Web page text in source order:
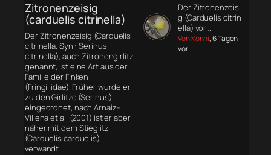
Zitronenzeisig
(carduelis citrinella)
Der Zitronenzeisig (Carduelis
citrinella, Syn.: Serinus
citrinella), auch Zitronengirlitz
genannt, ist eine Art aus der
Familie der Finken
(Fringillidae). Früher wurde er
zu den Girlitze (Serinus)
eingeordnet, nach Arnaiz-
Villena et al. (2001) ist er aber
näher mit dem Stieglitz
(Carduelis carduelis)
verwandt.
Der Zitronenzeisi
g (Carduelis citrin
ella) vor…
Von Konni, 6 Tagen
vor